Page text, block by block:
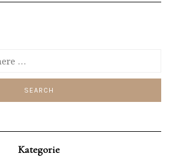
Kategorie